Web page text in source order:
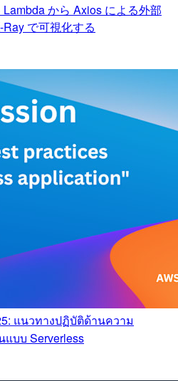
から Axios による外部
で可視化する
แนวทางปฏิบัติด้านความ
บบ Serverless